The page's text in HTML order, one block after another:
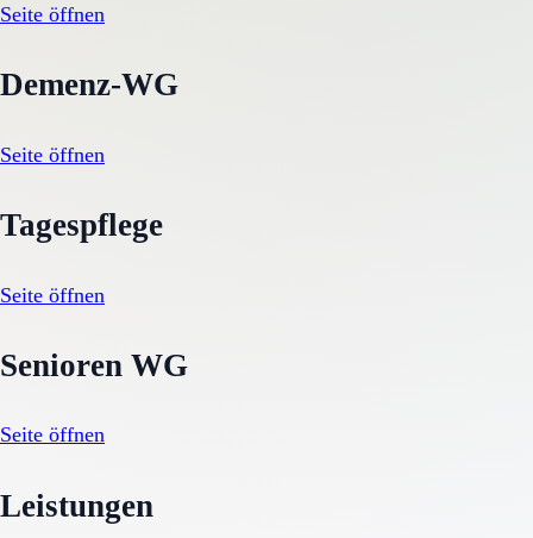
Seite öffnen
Demenz-WG
Seite öffnen
Tagespflege
Seite öffnen
Senioren WG
Seite öffnen
Leistungen